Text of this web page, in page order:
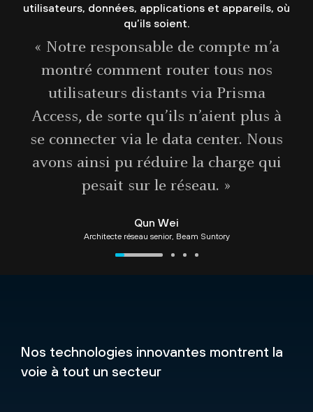
utilisateurs, données, applications et appareils, où
qu’ils soient.
« Notre responsable de compte m’a
montré comment router tous nos
utilisateurs distants via Prisma
Access, de sorte qu’ils n’aient plus à
se connecter via le data center. Nous
avons ainsi pu réduire la charge qui
pesait sur le réseau. »
Qun Wei
Architecte réseau senior, Beam Suntory
Nos technologies innovantes montrent la
voie à tout un secteur